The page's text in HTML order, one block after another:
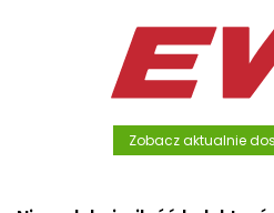
Zobacz aktualnie